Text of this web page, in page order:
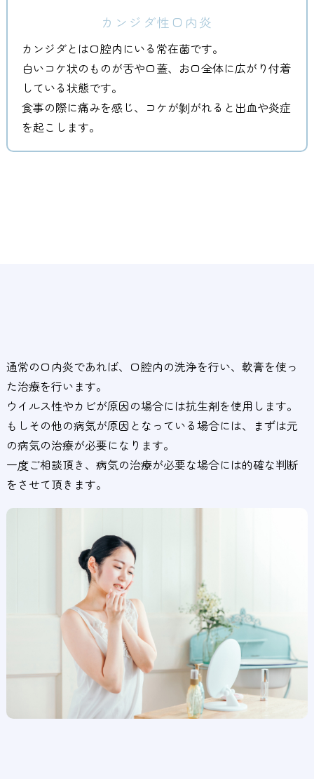
カンジダ性口内炎
カンジダとは口腔内にいる常在菌です。
白いコケ状のものが舌や口蓋、お口全体に広がり付着
している状態です。
食事の際に痛みを感じ、コケが剝がれると出血や炎症
を起こします。
通常の口内炎であれば、口腔内の洗浄を行い、軟膏を使っ
た治療を行います。
ウイルス性やカビが原因の場合には抗生剤を使用します。
もしその他の病気が原因となっている場合には、まずは元
の病気の治療が必要になります。
一度ご相談頂き、病気の治療が必要な場合には的確な判断
をさせて頂きます。